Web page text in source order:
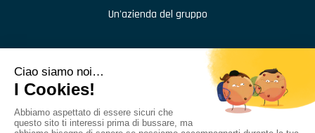
Un'azienda del gruppo
976 route de Saint Bernard,BP 414 01604 Trévoux
+33 (1) 48 46 68 42